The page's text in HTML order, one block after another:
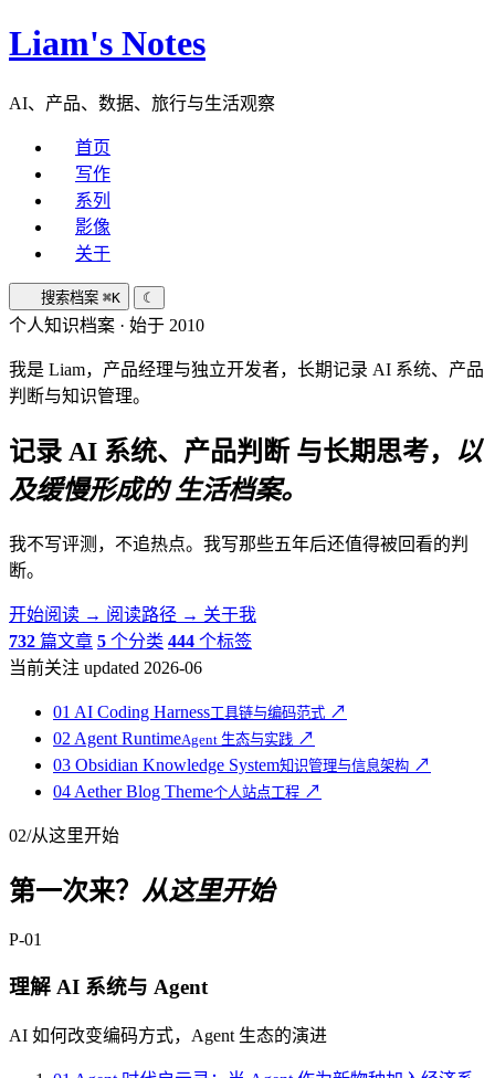
Liam's Notes
AI、产品、数据、旅行与生活观察
首页
写作
系列
影像
关于
搜索档案 ⌘K ☾
个人知识档案 · 始于 2010
我是 Liam，产品经理与独立开发者，长期记录 AI 系统、产品
判断与知识管理。
记录 AI 系统、产品判断 与长期思考， 以
及缓慢形成的 生活档案。
我不写评测，不追热点。我写那些五年后还值得被回看的判
断。
开始阅读 → 阅读路径 → 关于我
732 篇文章 5 个分类 444 个标签
当前关注 updated 2026-06
01 AI Coding Harness工具链与编码范式 ↗
02 Agent RuntimeAgent 生态与实践 ↗
03 Obsidian Knowledge System知识管理与信息架构 ↗
04 Aether Blog Theme个人站点工程 ↗
02/从这里开始
第一次来？ 从这里开始
P-01
理解 AI 系统与 Agent
AI 如何改变编码方式，Agent 生态的演进